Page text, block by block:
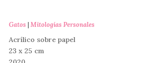
Gatos Mitologías Personales
Acrílico sobre papel
23 x 25 cm